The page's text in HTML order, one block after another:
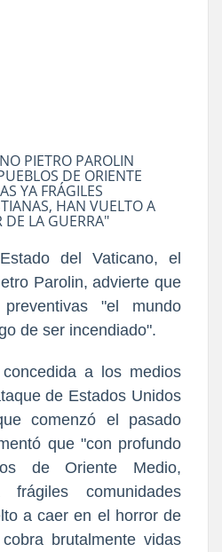
PIETRO PAROLIN
DE ORIENTE
YA FRÁGILES
HAN VUELTO A
DE LA GUERRA"
del Vaticano, el
Parolin, advierte que
"el mundo
de ser incendiado".
a los medios
de Estados Unidos
comenzó el pasado
que "con profundo
de Oriente Medio,
comunidades
a caer en el horror de
brutalmente vidas